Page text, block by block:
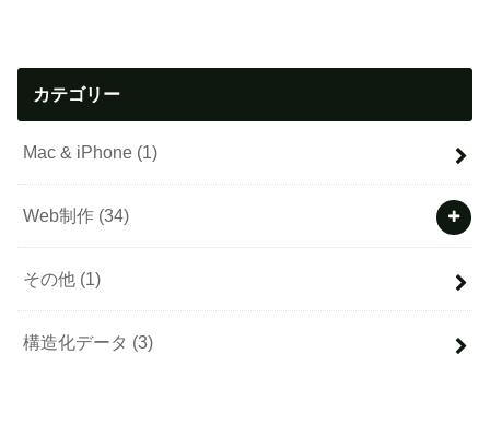
カテゴリー
Mac & iPhone (1)
Web制作 (34)
その他 (1)
構造化データ (3)